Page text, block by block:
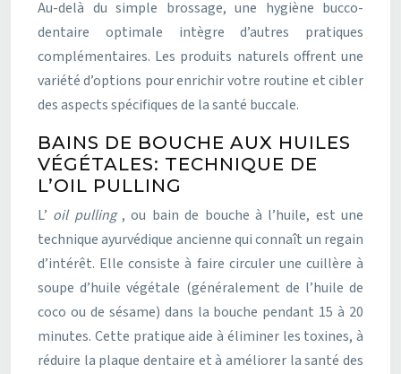
Au-delà du simple brossage, une hygiène bucco-
dentaire optimale intègre d’autres pratiques
complémentaires. Les produits naturels offrent une
variété d’options pour enrichir votre routine et cibler
des aspects spécifiques de la santé buccale.
BAINS DE BOUCHE AUX HUILES
VÉGÉTALES: TECHNIQUE DE
L’OIL PULLING
L’ oil pulling , ou bain de bouche à l’huile, est une
technique ayurvédique ancienne qui connaît un regain
d’intérêt. Elle consiste à faire circuler une cuillère à
soupe d’huile végétale (généralement de l’huile de
coco ou de sésame) dans la bouche pendant 15 à 20
minutes. Cette pratique aide à éliminer les toxines, à
réduire la plaque dentaire et à améliorer la santé des